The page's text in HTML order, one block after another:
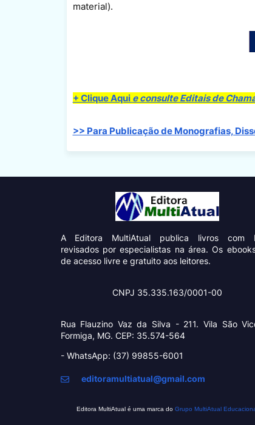
material).
+ Clique Aqui e consulte Editais de
>> Para Publicação de Monografias,
A Editora MultiAtual publica livros com
revisados por especialistas na área. Os
de acesso livre e gratuito aos leitores.
CNPJ 35.335.163/0001-00
Rua Flauzino Vaz da Silva - 211. Vila São
Formiga, MG. CEP: 35.574-564
- WhatsApp: (37) 99855-6001
editoramultiatual@gmail.com
Editora MultiAtual é uma marca do Grupo MultiAtual